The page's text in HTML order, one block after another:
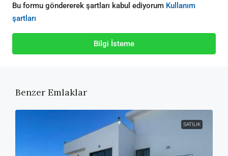
Bu formu göndererek şartları kabul ediyorum Kullanım
şartları
Bilgi İsteme
Benzer Emlaklar
SATILIK